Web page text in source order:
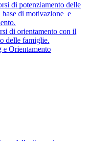
di potenziamento delle
base di motivazione e
di orientamento con il
delle famiglie.
Orientamento